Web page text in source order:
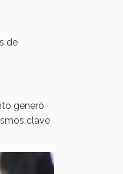
de
generó
clave